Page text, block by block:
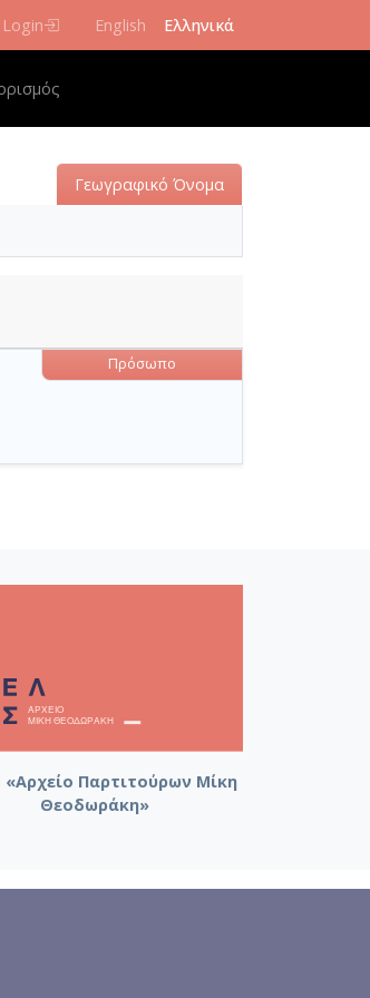
Login English Ελληνικά
Γεωγραφικό Όνομα
Πρόσωπο
Παρτιτούρων Μίκη
Θεοδωράκη»